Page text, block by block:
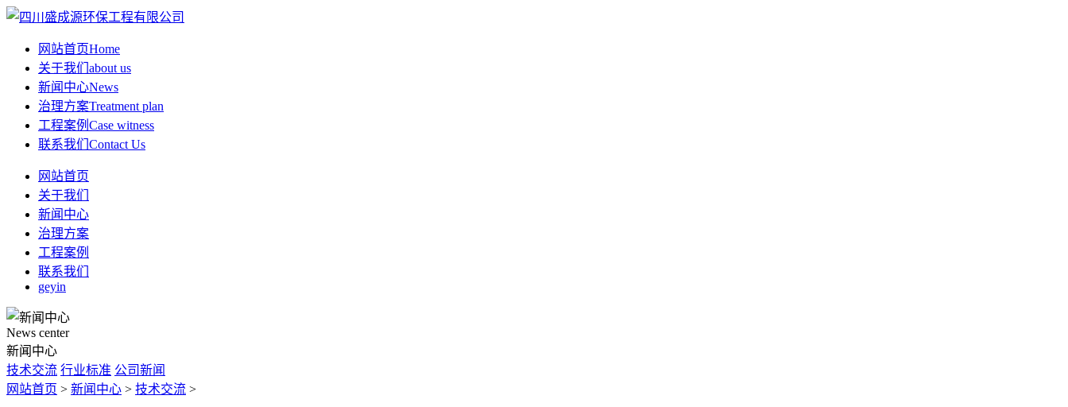
网站首页Home
关于我们 about us
新闻中心News
治理方案Treatment plan
工程案例 Case witness
联系我们 Contact Us
网站首页
关于我们
新闻中心
治理方案
工程案例
联系我们
geyin
News center
新闻中心
技术交流 行业标准 公司新闻
网站首页 > 新闻中心 > 技术交流 >